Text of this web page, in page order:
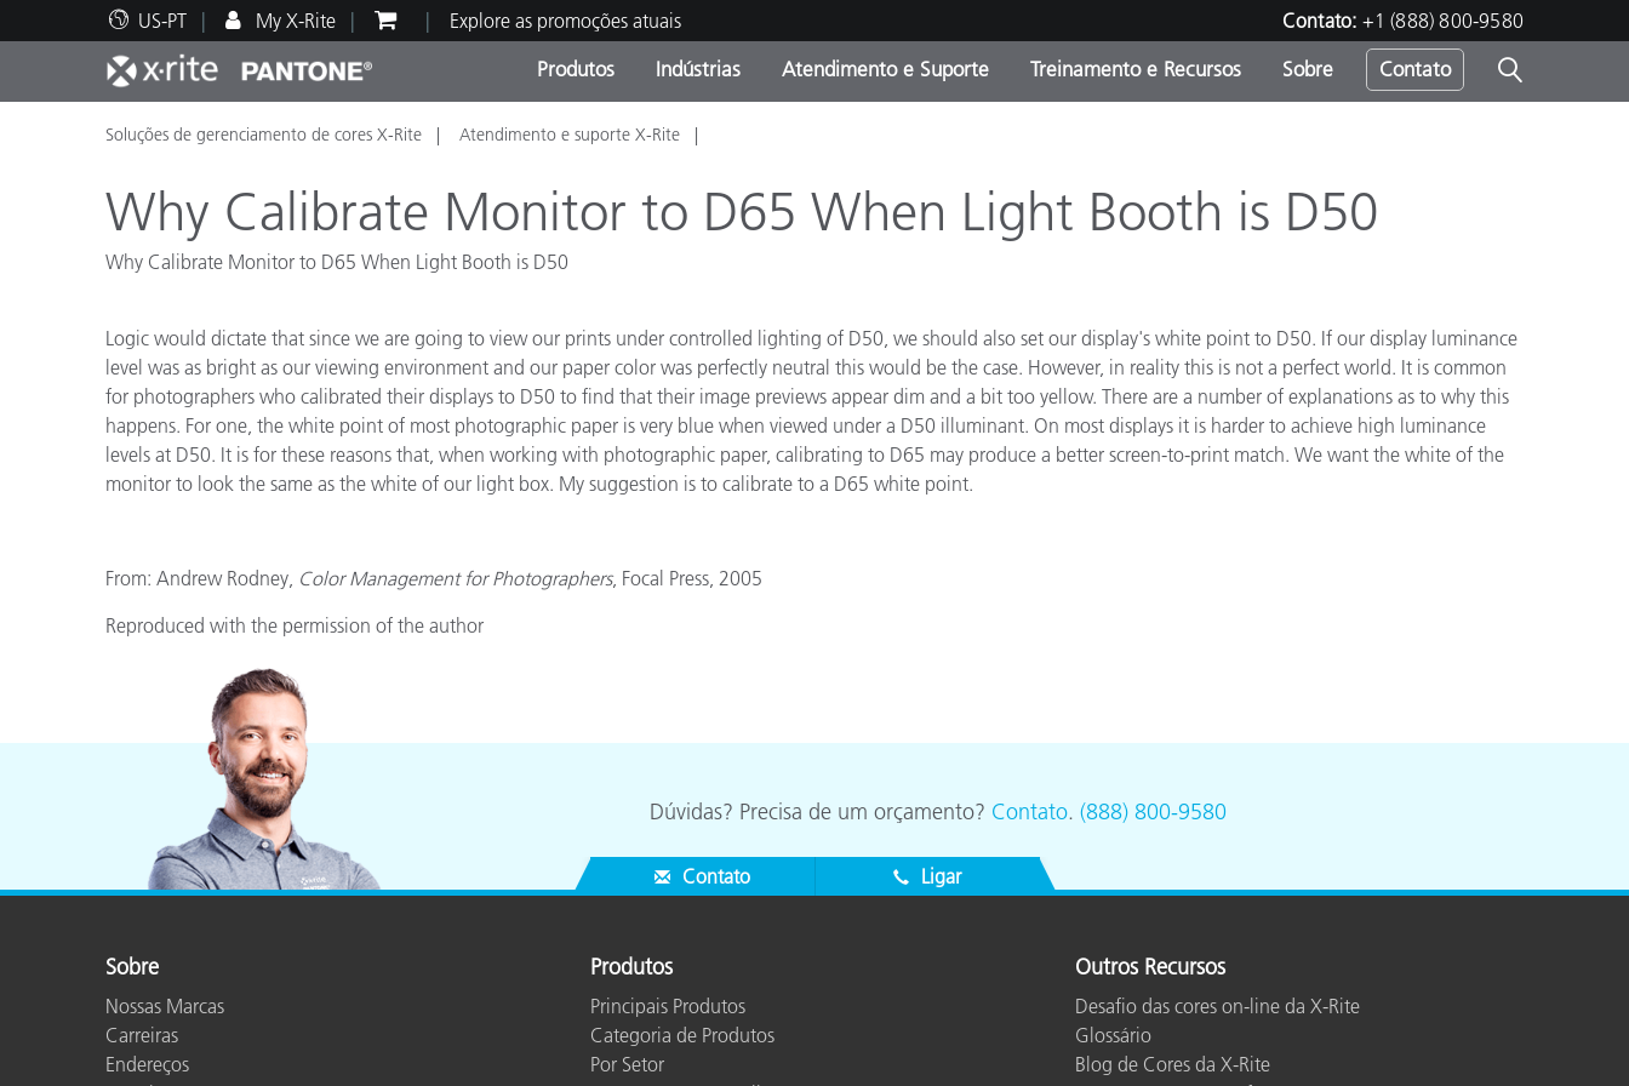
US-PT My X-Rite Explore as promoções atuais Contato: +1 (888) 800-9580
Produtos
Principais produtos Categoria de Produtos
Promoções vigentes
Indústrias
Impressão e Embalagem
Automotiva
Tintas e Revestimentos
Têxtil
Food Color Measurement
Ciências Biológicas
Atendimento e Suporte
Suporte Técnico Serviço de Manutenção
Treinamento e Recursos
Recursos Educacionais Formação
Brand Experience Center
Outros recursos
Sobre Contato
Soluções de gerenciamento de cores X-Rite Atendimento e suporte X-Rite
Why Calibrate Monitor to D65 When Light Booth is D50
Why Calibrate Monitor to D65 When Light Booth is D50
Logic would dictate that since we are going to view our prints under controlled lighting of D50, we should also set our display's white point to D50. If our display luminance
level was as bright as our viewing environment and our paper color was perfectly neutral this would be the case. However, in reality this is not a perfect world. It is common
for photographers who calibrated their displays to D50 to find that their image previews appear dim and a bit too yellow. There are a number of explanations as to why this
happens. For one, the white point of most photographic paper is very blue when viewed under a D50 illuminant. On most displays it is harder to achieve high luminance
levels at D50. It is for these reasons that, when working with photographic paper, calibrating to D65 may produce a better screen-to-print match. We want the white of the
monitor to look the same as the white of our light box. My suggestion is to calibrate to a D65 white point.
From: Andrew Rodney, Color Management for Photographers, Focal Press, 2005
Reproduced with the permission of the author
Dúvidas? Precisa de um orçamento? Contato. (888) 800-9580
Contato Ligar
Sobre
Nossas Marcas
Carreiras
Endereços
Produtos
Principais Produtos
Categoria de Produtos
Por Setor
Outros Recursos
Desafio das cores on-line da X-Rite
Glossário
Blog de Cores da X-Rite